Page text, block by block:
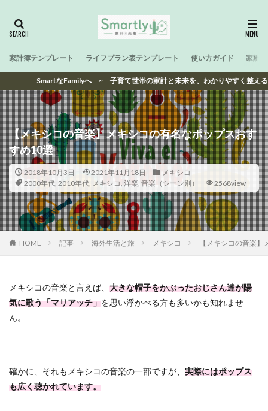
家計簿テンプレート ライフプラン表テンプレート 使い方ガイド 家計
なFamilyへ ~ 子育て世帯の家計と未来を、わかりやすく整える ~
【メキシコの音楽】メキシコの有名なポップスおす
すめ10選
2018年10月3日 2021年11月18日
メキシコ
2000年代, 2010年代, メキシコ, 洋楽, 音楽（シーン別） 2568view
HOME 記事 海外生活と旅 メキシコ 【メキシコの音楽
メキシコの音楽と言えば、 大きな帽子をかぶったおじさん達が陽
気に歌う「マリアッチ」を思い浮かべる方も多いかも知れませ
ん。
確かに、それもメキシコの音楽の一部ですが、 実際にはポップス
も広く聴かれています。